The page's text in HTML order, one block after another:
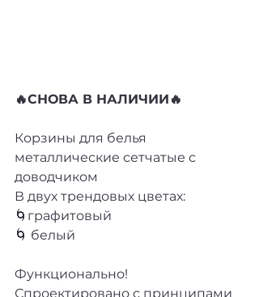
🔥СНОВА В НАЛИЧИИ🔥
Корзины для белья
металлические сетчатые с
доводчиком
В двух трендовых цветах:
🌀графитовый
🌀 белый
Функционально!
Спроектировано с принципами